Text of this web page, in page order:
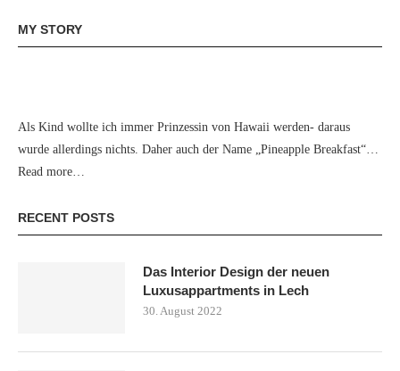
MY STORY
Als Kind wollte ich immer Prinzessin von Hawaii werden- daraus
wurde allerdings nichts. Daher auch der Name „Pineapple Breakfast“…
Read more…
RECENT POSTS
Das Interior Design der neuen
Luxusappartments in Lech
30. August 2022